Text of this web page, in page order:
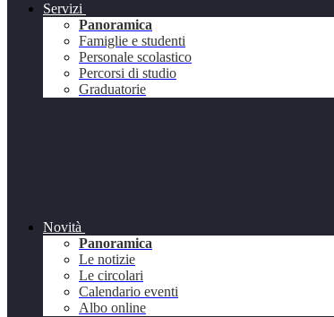
Servizi
Panoramica
Famiglie e studenti
Personale scolastico
Percorsi di studio
Graduatorie
Novità
Panoramica
Le notizie
Le circolari
Calendario eventi
Albo online